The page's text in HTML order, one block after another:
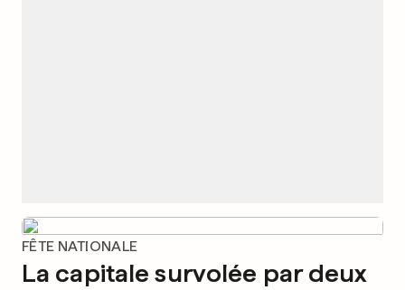
FÊTE NATIONALE
La capitale survolée par deux